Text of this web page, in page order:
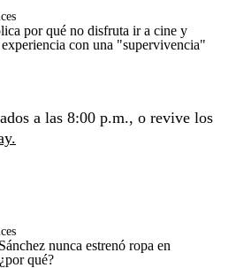
por qué no disfruta ir a cine y
con una "supervivencia"
a las 8:00 p.m., o revive los
nunca estrenó ropa en
qué?